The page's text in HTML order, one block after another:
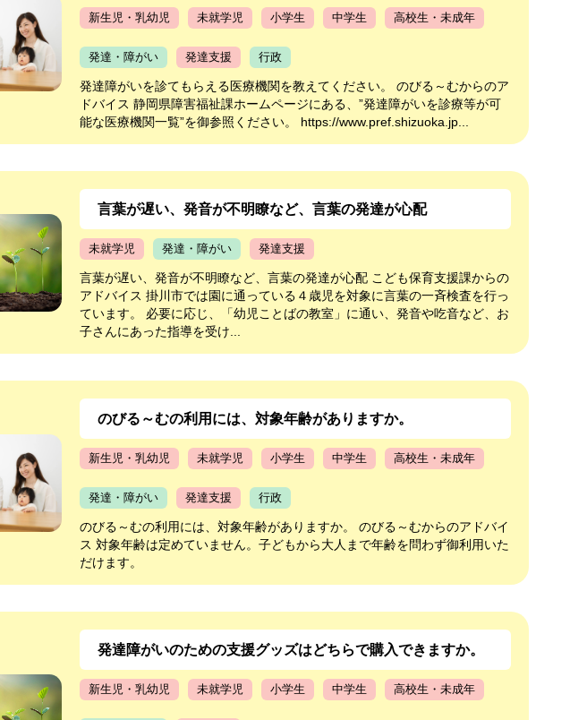
新生児・乳幼児 未就学児 小学生 中学生 高校生・未成年
発達・障がい 発達支援 行政
発達障がいを診てもらえる医療機関を教えてください。 のびる～むからのア
ドバイス 静岡県障害福祉課ホームページにある、”発達障がいを診療等が可
能な医療機関一覧”を御参照ください。 https://www.pref.shizuoka.jp...
言葉が遅い、発音が不明瞭など、言葉の発達が心配
未就学児 発達・障がい 発達支援
言葉が遅い、発音が不明瞭など、言葉の発達が心配 こども保育支援課からの
アドバイス 掛川市では園に通っている４歳児を対象に言葉の一斉検査を行っ
ています。 必要に応じ、「幼児ことばの教室」に通い、発音や吃音など、お
子さんにあった指導を受け...
のびる～むの利用には、対象年齢がありますか。
新生児・乳幼児 未就学児 小学生 中学生 高校生・未成年
発達・障がい 発達支援 行政
のびる～むの利用には、対象年齢がありますか。 のびる～むからのアドバイ
ス 対象年齢は定めていません。子どもから大人まで年齢を問わず御利用いた
だけます。
発達障がいのための支援グッズはどちらで購入できますか。
新生児・乳幼児 未就学児 小学生 中学生 高校生・未成年